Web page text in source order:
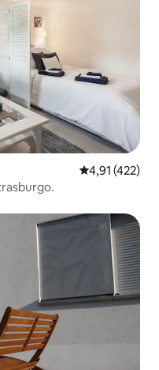
4,91 de uma
4,91 (422)